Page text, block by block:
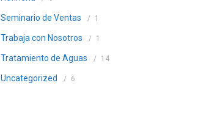
Seminario de Ventas 1
Trabaja con Nosotros 1
Tratamiento de Aguas 14
Uncategorized 6